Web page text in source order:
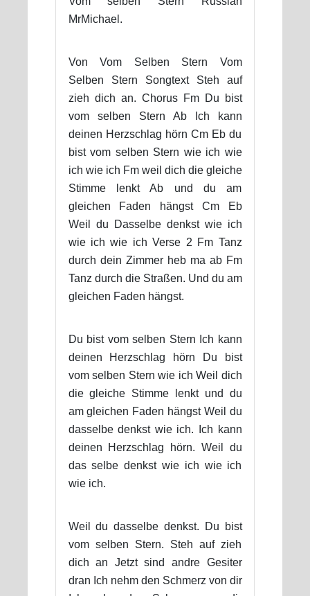
MrMichael.
Von Vom Selben Stern Vom
Selben Stern Songtext Steh auf
zieh dich an. Chorus Fm Du bist
vom selben Stern Ab Ich kann
deinen Herzschlag hörn Cm Eb du
bist vom selben Stern wie ich wie
ich wie ich Fm weil dich die gleiche
Stimme lenkt Ab und du am
gleichen Faden hängst Cm Eb
Weil du Dasselbe denkst wie ich
wie ich wie ich Verse 2 Fm Tanz
durch dein Zimmer heb ma ab Fm
Tanz durch die Straßen. Und du am
gleichen Faden hängst.
Du bist vom selben Stern Ich kann
deinen Herzschlag hörn Du bist
vom selben Stern wie ich Weil dich
die gleiche Stimme lenkt und du
am gleichen Faden hängst Weil du
dasselbe denkst wie ich. Ich kann
deinen Herzschlag hörn. Weil du
das selbe denkst wie ich wie ich
wie ich.
Weil du dasselbe denkst. Du bist
vom selben Stern. Steh auf zieh
dich an Jetzt sind andre Gesiter
dran Ich nehm den Schmerz von dir